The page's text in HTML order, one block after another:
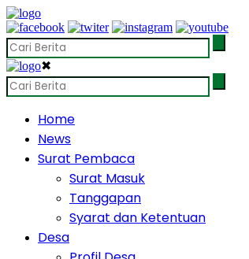
✖
Home
News
Surat Pembaca
Surat Masuk
Tanggapan
Syarat dan Ketentuan
Desa